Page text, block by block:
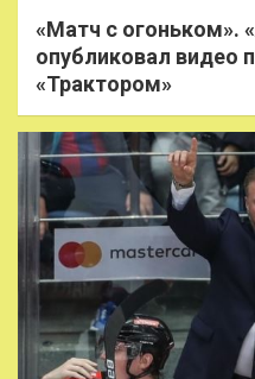
«Матч с огоньком».
опубликовал видео
«Трактором»